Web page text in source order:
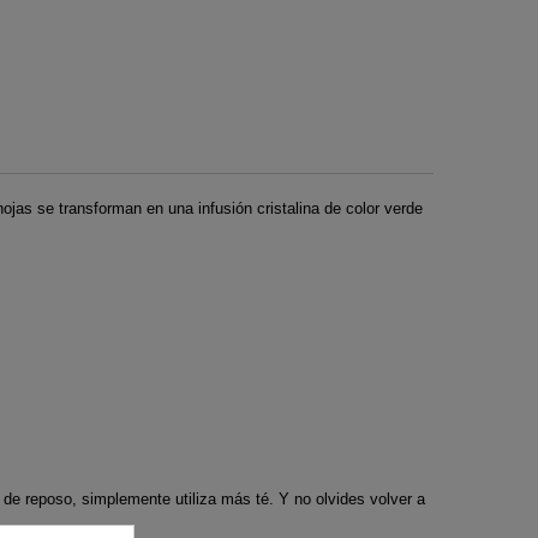
se transforman en una infusión cristalina de color verde
reposo, simplemente utiliza más té. Y no olvides volver a